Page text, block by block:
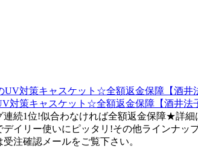
対策キャスケット☆全額返金保障【酒井法
連続1位!似合わなければ全額返金保障★詳
デイリー使いにピッタリ!その他ラインナッ
注確認メールをご覧下さい。